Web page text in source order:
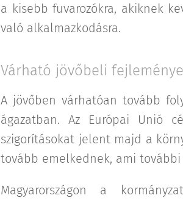
a kisebb fuvarozókra, akiknek
való alkalmazkodásra.
Várható jövőbeli
A jövőben várhatóan tovább
ágazatban. Az Európai Unió
szigorításokat jelent majd a
tovább emelkednek, ami
Magyarországon a